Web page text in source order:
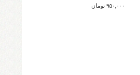
۹۵۰,۰۰۰ تومان